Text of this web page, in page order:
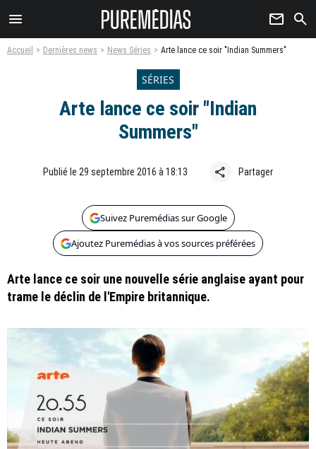
menu newsletter search
Accueil Dernières news News Séries Arte lance ce soir "Indian Summers"
SÉRIES
Arte lance ce soir "Indian
Summers"
Publié le 29 septembre 2016 à 18:13 share Partager
Suivez Puremédias sur Google
Ajoutez Puremédias à vos sources préférées
Arte lance ce soir une nouvelle série anglaise ayant pour
trame le déclin de l'Empire britannique.